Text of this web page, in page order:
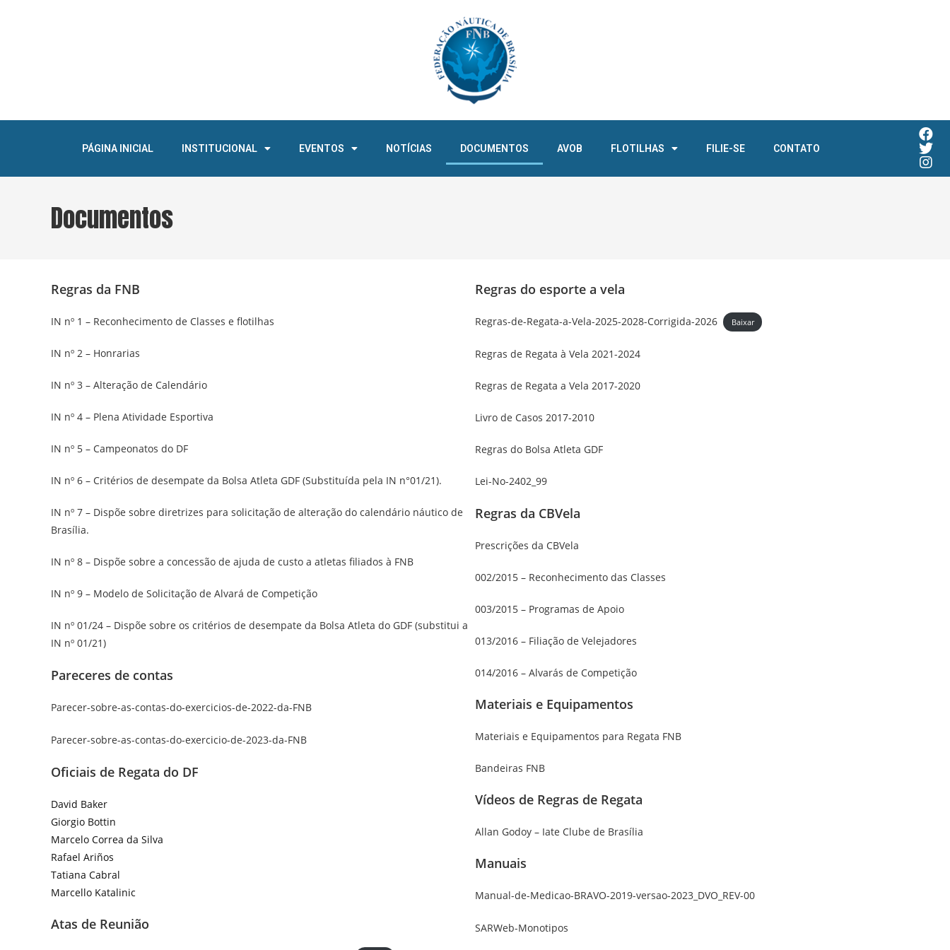
PÁGINA INICIAL INSTITUCIONAL EVENTOS NOTÍCIAS DOCUMENTOS AVOB FLOTILHAS FILIE-SE CONTATO
Documentos
Regras da FNB
IN nº 1 – Reconhecimento de Classes e flotilhas
IN nº 2 – Honrarias
IN nº 3 – Alteração de Calendário
IN nº 4 – Plena Atividade Esportiva
IN nº 5 – Campeonatos do DF
IN nº 6 – Critérios de desempate da Bolsa Atleta GDF (Substituída pela IN n°01/21).
IN nº 7 – Dispõe sobre diretrizes para solicitação de alteração do calendário náutico de
Brasília.
IN nº 8 – Dispõe sobre a concessão de ajuda de custo a atletas filiados à FNB
IN nº 9 – Modelo de Solicitação de Alvará de Competição
IN nº 01/24 – Dispõe sobre os critérios de desempate da Bolsa Atleta do GDF (substitui a
IN nº 01/21)
Pareceres de contas
Parecer-sobre-as-contas-do-exercicios-de-2022-da-FNB
Parecer-sobre-as-contas-do-exercicio-de-2023-da-FNB
Oficiais de Regata do DF
David Baker
Giorgio Bottin
Marcelo Correa da Silva
Rafael Ariños
Tatiana Cabral
Marcello Katalinic
Atas de Reunião
Regras do esporte a vela
Regras-de-Regata-a-Vela-2025-2028-Corrigida-2026 Baixar
Regras de Regata à Vela 2021-2024
Regras de Regata a Vela 2017-2020
Livro de Casos 2017-2010
Regras do Bolsa Atleta GDF
Lei-No-2402_99
Regras da CBVela
Prescrições da CBVela
002/2015 – Reconhecimento das Classes
003/2015 – Programas de Apoio
013/2016 – Filiação de Velejadores
014/2016 – Alvarás de Competição
Materiais e Equipamentos
Materiais e Equipamentos para Regata FNB
Bandeiras FNB
Vídeos de Regras de Regata
Allan Godoy – Iate Clube de Brasília
Manuais
Manual-de-Medicao-BRAVO-2019-versao-2023_DVO_REV-00
SARWeb-Monotipos